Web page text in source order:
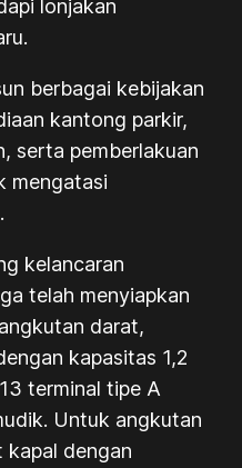
lonjakan
berbagai kebijakan
kantong parkir,
serta pemberlakuan
mengatasi
kelancaran
telah menyiapkan
darat,
kapasitas 1,2
terminal tipe A
Untuk angkutan
kapal dengan